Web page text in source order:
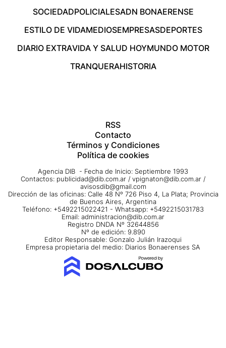
SOCIEDADPOLICIALESADN BONAERENSE
ESTILO DE VIDAMEDIOSEMPRESASDEPORTES
DIARIO EXTRAVIDA Y SALUD HOYMUNDO MOTOR
TRANQUERAHISTORIA
RSS
Contacto
Términos y Condiciones
Política de cookies
Agencia DIB - Fecha de Inicio: Septiembre 1993
Contactos: publicidad@dib.com.ar / vpignaton@dib.com.ar /
avisosdib@gmail.com
Dirección de las oficinas: Calle 48 Nº 726 Piso 4, La Plata; Provincia
de Buenos Aires, Argentina
Teléfono: +5492215022421 - Whatsapp: +5492215031783
Email: administracion@dib.com.ar
Registro DNDA Nº 32644856
Nº de edición: 9.890
Editor Responsable: Gonzalo Julián Irazoqui
Empresa propietaria del medio: Diarios Bonaerenses SA